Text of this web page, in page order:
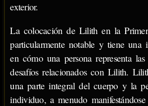
exterior.
La colocación de Lilith en la
particularmente notable y tiene una
en cómo una persona representa
desafíos relacionados con Lilith.
una parte integral del cuerpo y la
individuo, a menudo